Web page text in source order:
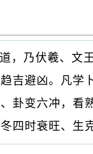
，乃伏羲、文
吉避凶。凡学
卦变六冲，看
四时衰旺、生